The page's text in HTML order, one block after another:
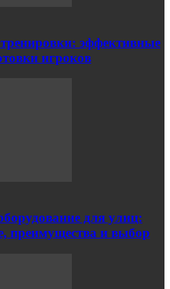
эффективные
игроков
для улиц:
преимущества и выбор